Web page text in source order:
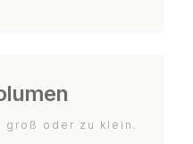
groß oder zu klein.